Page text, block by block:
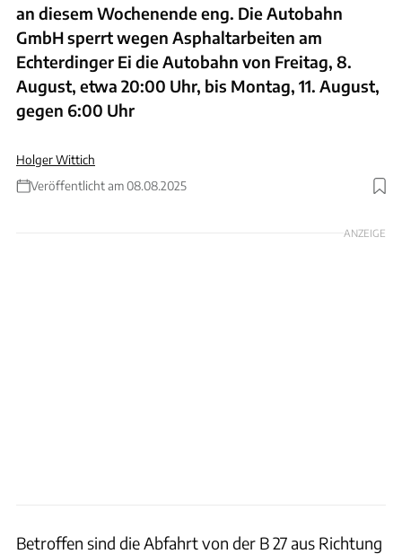
an diesem Wochenende eng. Die Autobahn
GmbH sperrt wegen Asphaltarbeiten am
Echterdinger Ei die Autobahn von Freitag, 8.
August, etwa 20:00 Uhr, bis Montag, 11. August,
gegen 6:00 Uhr
Holger Wittich
Veröffentlicht am 08.08.2025
Foto: Autobahn GmbH
ANZEIGE
Betroffen sind die Abfahrt von der B 27 aus Richtung